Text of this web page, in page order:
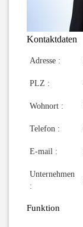
Kontaktdaten
Adresse :
PLZ :
Wohnort :
Telefon :
E-mail :
Unternehmen
:
Funktion